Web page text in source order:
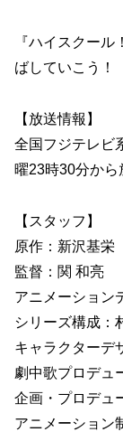
『ハイスクー
ばしていこう！
【放送情報】
全国フジテレビ
曜23時30分から
【スタッフ】
原作：新沢基栄
監督：関 和亮
アニメーション
シリーズ構成：
キャラクターデ
劇中歌プロデュ
企画・プロデュ
アニメーション